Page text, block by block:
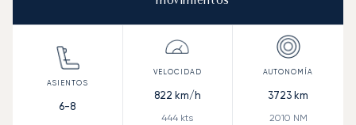
6-8
822 km/h
444 kts
3723 km
2010 NM